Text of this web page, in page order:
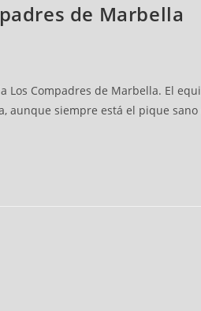
de Marbella
Los Compadres de Marbella. El
aunque siempre está el pique sano